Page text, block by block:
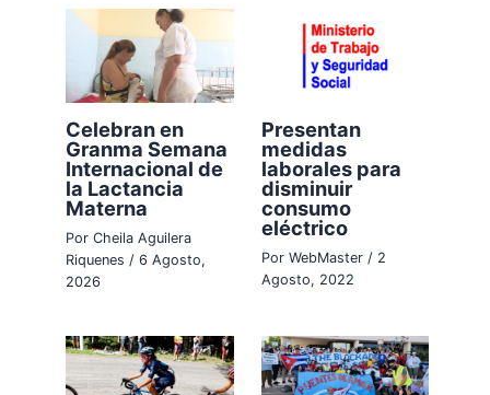
Celebran en
Granma Semana
Internacional de
la Lactancia
Materna
PorCheila Aguilera
Riquenes /6 Agosto,
2026
Presentan
medidas
laborales para
disminuir
consumo
eléctrico
Por WebMaster / 2
Agosto, 2022